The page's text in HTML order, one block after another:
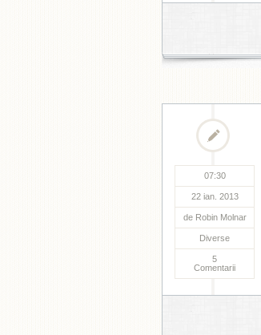
07:30
22 ian. 2013
de Robin Molnar
Diverse
5
Comentarii